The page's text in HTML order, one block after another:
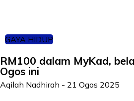
GAYA HIDUP
RM100 dalam MyKad,
Ogos ini
Aqilah Nadhirah - 21 Ogos 2025